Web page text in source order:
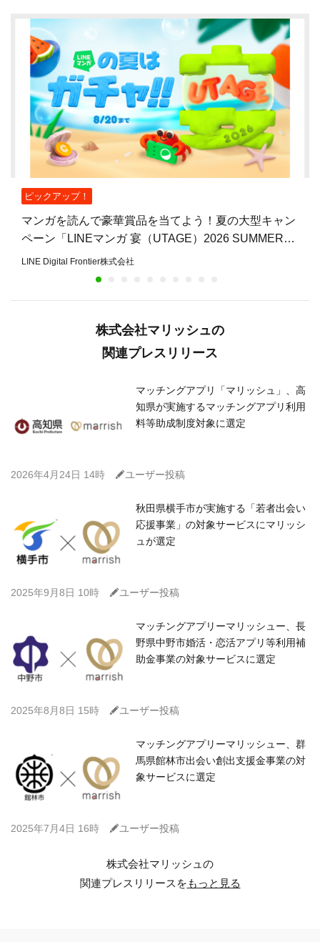
ピックアップ！
マンガを読んで豪華賞品を当てよう！夏の大型キャン
ペーン「LINEマンガ 宴（UTAGE）2026 SUMMER」
開催
LINE Digital Frontier株式会社
株式会社マリッシュの
関連プレスリリース
マッチングアプリ「マリッシュ」、高
知県が実施するマッチングアプリ利用
料等助成制度対象に選定
2026年4月24日 14時 Cユーザー投稿
秋田県横手市が実施する「若者出会い
応援事業」の対象サービスにマリッシ
ュが選定
2025年9月8日 10時 Cユーザー投稿
マッチングアプリーマリッシュー、長
野県中野市婚活・恋活アプリ等利用補
助金事業の対象サービスに選定
2025年8月8日 15時 Cユーザー投稿
マッチングアプリーマリッシュー、群
馬県館林市出会い創出支援金事業の対
象サービスに選定
2025年7月4日 16時 Cユーザー投稿
株式会社マリッシュの
関連プレスリリースをもっと見る